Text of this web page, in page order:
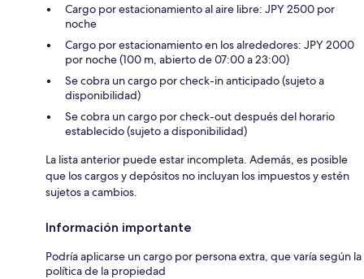
Cargo por estacionamiento al aire libre: JPY 2500 por
noche
Cargo por estacionamiento en los alrededores: JPY 2000
por noche (100 m, abierto de 07:00 a 23:00)
Se cobra un cargo por check-in anticipado (sujeto a
disponibilidad)
Se cobra un cargo por check-out después del horario
establecido (sujeto a disponibilidad)
La lista anterior puede estar incompleta. Además, es posible
que los cargos y depósitos no incluyan los impuestos y estén
sujetos a cambios.
Información importante
Podría aplicarse un cargo por persona extra, que varía según la
política de la propiedad